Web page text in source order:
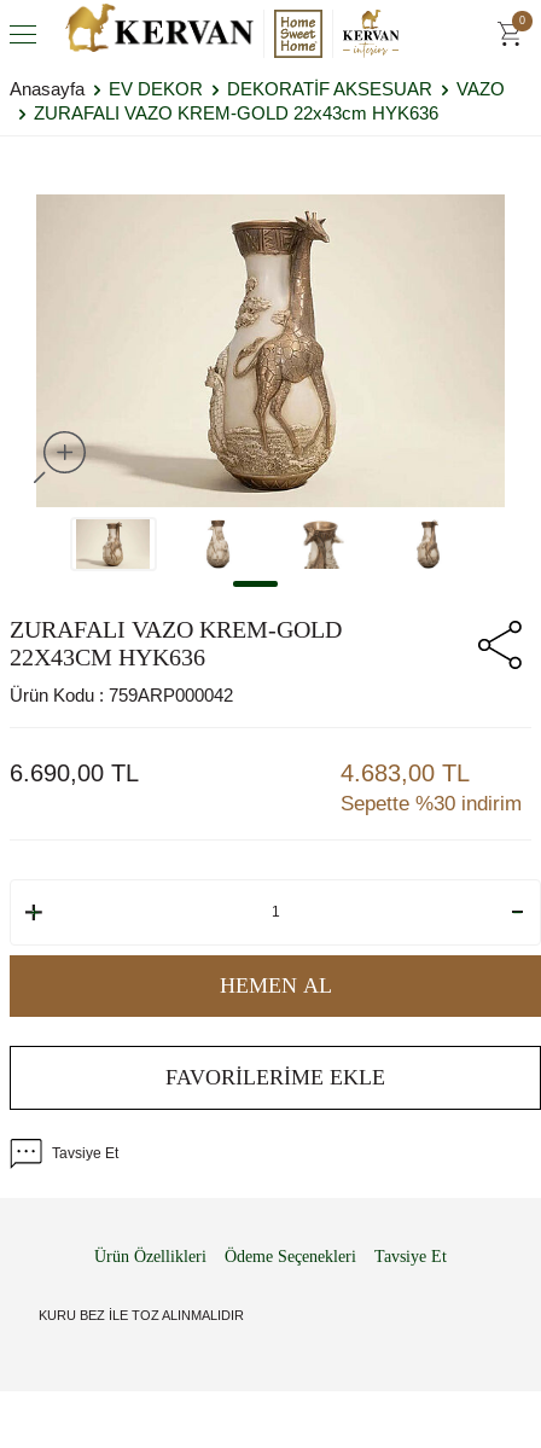
0
Anasayfa EV DEKOR DEKORATİF AKSESUAR
VAZO
ZURAFALI VAZO KREM-GOLD 22x43cm HYK636
ZURAFALI VAZO KREM-GOLD
22X43CM HYK636
Ürün Kodu : 759ARP000042
6.690,00 TL 4.683,00 TL
Sepette %30 indirim
HEMEN AL
FAVORILERIME EKLE
Tavsiye Et
Ürün Özellikleri Ödeme Seçenekleri Tavsiye Et
KURU BEZ İLE TOZ ALINMALIDIR